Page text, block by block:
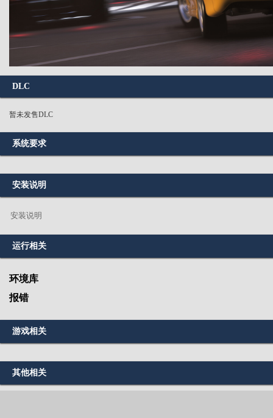
DLC
暂未发售DLC
系统要求
安装说明
安装说明
运行相关
环境库
报错
游戏相关
其他相关